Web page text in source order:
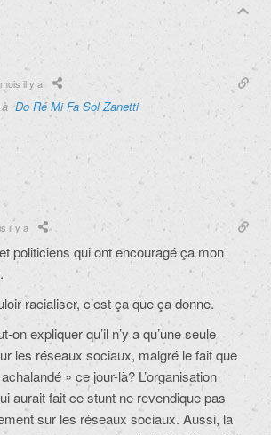
il y a
àDo Ré Mi Fa Sol Zanetti
il y a
politiciens qui ont encouragé ça mon
racialiser, c’est ça que ça donne.
on expliquer qu’il n’y a qu’une seule
les réseaux sociaux, malgré le fait que
» ce jour-là? L’organisation
aurait fait ce stunt ne revendique pas
sur les réseaux sociaux. Aussi, la